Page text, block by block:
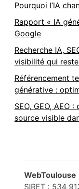
Pourquoi l’IA
Rapport « IA
Google
Recherche IA,
visibilité qui
Référencement
générative :
SEO, GEO, AEO
source visible
Footer
WebToulouse
SIRET : 534